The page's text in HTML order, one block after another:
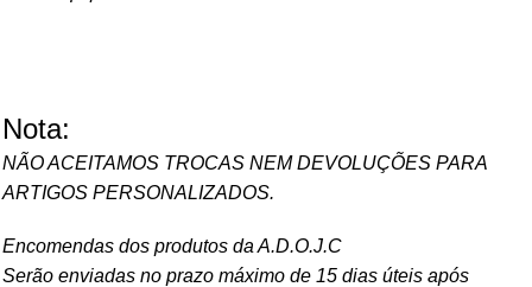
Nota:
NÃO ACEITAMOS TROCAS NEM DEVOLUÇÕES PARA
ARTIGOS PERSONALIZADOS.
Encomendas dos produtos da A.D.O.J.C
Serão enviadas no prazo máximo de 15 dias úteis após